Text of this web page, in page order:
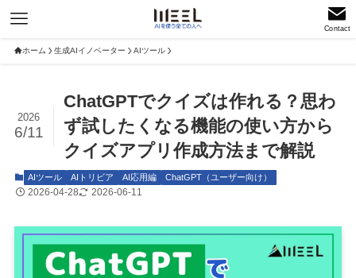
Contact
ホーム 生成AIイノベーター AIツール
ChatGPTでクイズは作れる？思わ
ず試したくなる機能の使い方から
クイズアプリ作成方法まで解説
2026
6/11
AIツール AIトリビア AI応用編 ChatGPT（ユーザー向け）
2026-04-28 2026-06-11